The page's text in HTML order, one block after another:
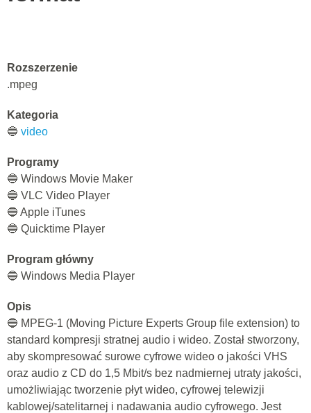
Rozszerzenie
.mpeg
Kategoria
🔵 video
Programy
🔵 Windows Movie Maker
🔵 VLC Video Player
🔵 Apple iTunes
🔵 Quicktime Player
Program główny
🔵 Windows Media Player
Opis
🔵 MPEG-1 (Moving Picture Experts Group file extension) to
standard kompresji stratnej audio i wideo. Został stworzony,
aby skompresować surowe cyfrowe wideo o jakości VHS
oraz audio z CD do 1,5 Mbit/s bez nadmiernej utraty jakości,
umożliwiając tworzenie płyt wideo, cyfrowej telewizji
kablowej/satelitarnej i nadawania audio cyfrowego. Jest